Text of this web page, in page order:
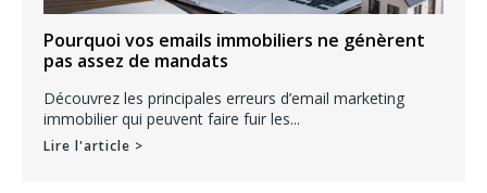
Pourquoi vos emails immobiliers ne génèrent
pas assez de mandats
Découvrez les principales erreurs d’email marketing
immobilier qui peuvent faire fuir les...
Lire l'article >